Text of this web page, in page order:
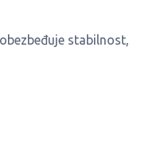
stabilnost,